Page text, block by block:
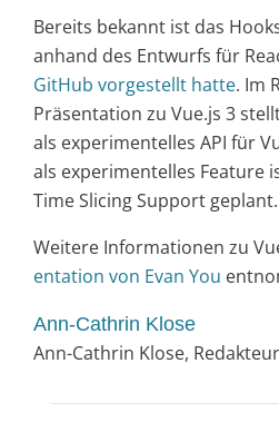
Bereits bekannt ist das
anhand des Entwurfs für
GitHub vorgestellt hatte. Im
Präsentation zu Vue.js 3
als experimentelles API für
als experimentelles Feature
Time Slicing Support geplant.
Weitere Informationen zu
entation von Evan You
Ann-Cathrin Klose
Ann-Cathrin Klose,